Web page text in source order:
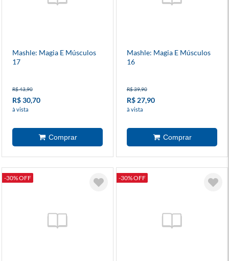
Mashle: Magia E Músculos
17
R$ 43,90
R$ 30,70
à vista
Mashle: Magia E Músculos
16
R$ 39,90
R$ 27,90
à vista
-30% OFF -30% OFF